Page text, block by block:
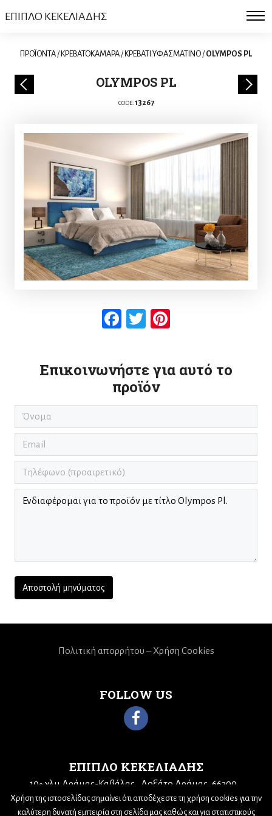
ΕΠΙΠΛΟ ΚΕΚΕΛΙΑΔΗΣ
ΠΡΟΪΟΝΤΑ / ΚΡΕΒΑΤΟΚΑΜΑΡΑ / ΚΡΕΒΑΤΙ ΥΦΑΣΜΑΤΙΝΟ / OLYMPOS PL
OLYMPOS PL
CODE: 13267
Facebook
Twitter
Επικοινωνήστε για αυτό το
προϊόν
ΕΠΙΠΛΟ ΚΕΚΕΛΙΑΔΗΣ
10ο χλμ Δράμας-Καβάλας
Δοξάτο Δράμας, 66300
Τηλ: 25210 68943 Email:kekeliadis@otenet.gr
FOLLOW US
Πολιτική απορρήτου – Χρήση Cookies
Χρήση της ιστοσελίδας σημαίνει ότι αποδέχεστε τη χρήση cookies για την
καλύτερη δυνατή εμπειρία στη σελίδα μας καθώς και για στατιστικούς